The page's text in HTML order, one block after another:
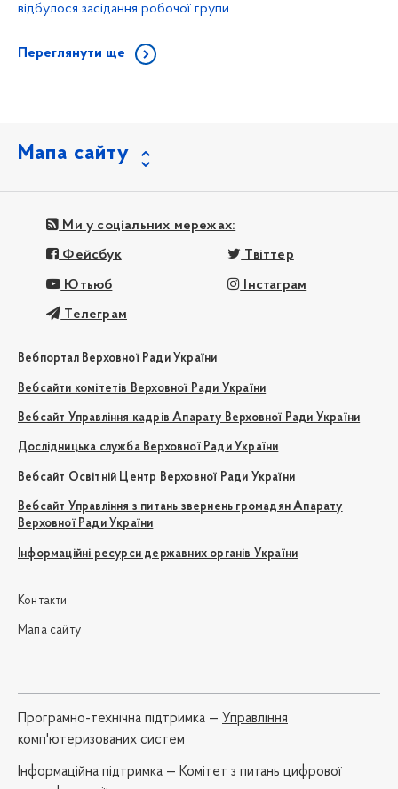
відбулося засідання робочої групи
Переглянути ще
Мапа сайту
Ми у соціальних мережах:
Фейсбук Твіттер
Ютьюб Інстаграм
Телеграм
Вебпортал Верховної Ради України
Вебсайти комітетів Верховної Ради України
Вебсайт Управління кадрів Апарату Верховної Ради України
Дослідницька служба Верховної Ради України
Вебсайт Освітній Центр Верховної Ради України
Вебсайт Управління з питань звернень громадян Апарату
Верховної Ради України
Інформаційні ресурси державних органів України
Контакти
Мапа сайту
Програмно-технічна підтримка — Управління
комп'ютеризованих систем
Iнформаційна підтримка — Комітет з питань цифрової